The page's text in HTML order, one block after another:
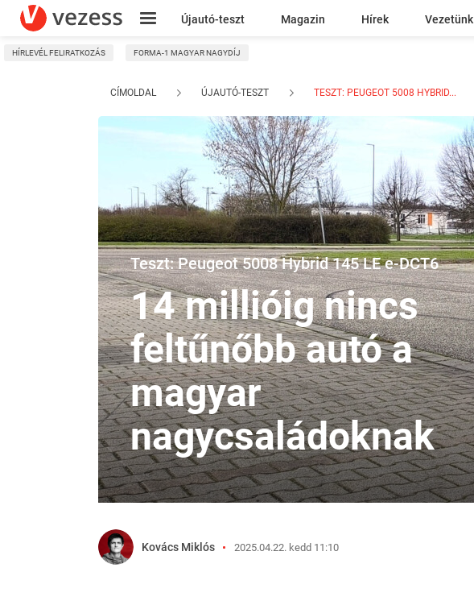
Újautó-teszt Magazin Hírek Vezetünk
Kresz
HÍRLEVÉL FELIRATKOZÁS FORMA-1 MAGYAR NAGYDÍJ
CÍMOLDAL ÚJAUTÓ-TESZT TESZT: PEUGEOT 5008 HYBRID...
Teszt: Peugeot 5008 Hybrid 145 LE e-DCT6
14 millióig nincs
feltűnőbb autó a
magyar
nagycsaládoknak
Kovács Miklós 2025.04.22. kedd 11:10